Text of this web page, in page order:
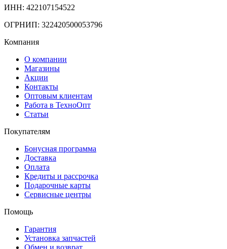
ИНН: 422107154522
ОГРНИП: 322420500053796
Компания
О компании
Магазины
Акции
Контакты
Оптовым клиентам
Работа в ТехноОпт
Статьи
Покупателям
Бонусная программа
Доставка
Оплата
Кредиты и рассрочка
Подарочные карты
Сервисные центры
Помощь
Гарантия
Установка запчастей
Обмен и возврат